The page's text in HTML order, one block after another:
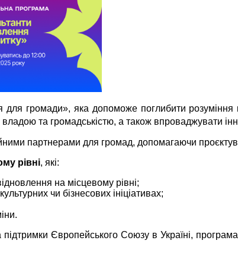
громади», яка допоможе поглибити розуміння
та громадськістю, а також впроваджувати
партнерами для громад, допомагаючи
рівні, які:
на місцевому рівні;
чи бізнесових ініціативах;
Європейського Союзу в Україні, програма